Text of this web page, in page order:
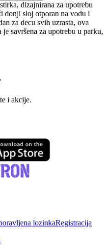
dizajnirana za upotrebu
donji sloj otporan na vodu i
za decu svih uzrasta, ova
savršena za upotrebu u parku,
i akcije.
lozinkaRegistracija